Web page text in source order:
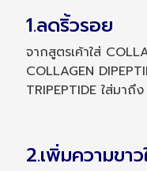
1.ลดริ้วรอย
จากสูตรเค้าใส่
COLLAGEN
TRIPEPTIDE ใส่มา
2.เพิ่มความขา